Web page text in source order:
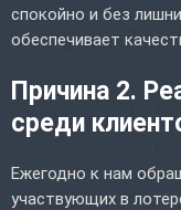
спокойно и без
обеспечивает
Причина 2.
среди
Ежегодно к нам
участвующих в